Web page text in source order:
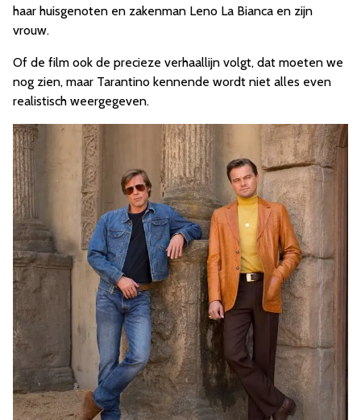
haar huisgenoten en zakenman Leno La Bianca en zijn
vrouw.
Of de film ook de precieze verhaallijn volgt, dat moeten we
nog zien, maar Tarantino kennende wordt niet alles even
realistisch weergegeven.